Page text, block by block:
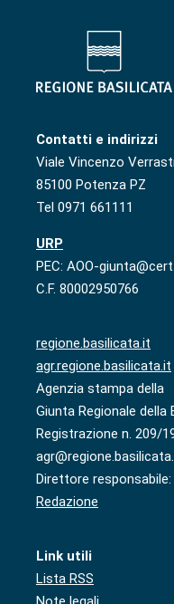
Contatti e indirizzi
Viale Vincenzo
85100 Potenza PZ
Tel 0971 661111
URP
PEC: AOO-
C.F. 80002950766
regione.basilicata.it
agr.regione.basilicata.it
Agenzia stampa della
Giunta Regionale della
Registrazione n. 209/
Direttore responsabile:
Redazione
Link utili
Lista RSS